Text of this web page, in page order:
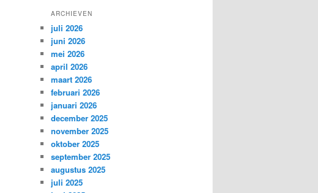
ARCHIEVEN
juli 2026
juni 2026
mei 2026
april 2026
maart 2026
februari 2026
januari 2026
december 2025
november 2025
oktober 2025
september 2025
augustus 2025
juli 2025